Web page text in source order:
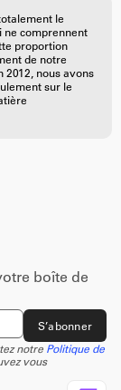
le
ne comprennent
proportion
de notre
2012, nous avons
sur le
boîte de
S’abonner
notre Politique de
vous